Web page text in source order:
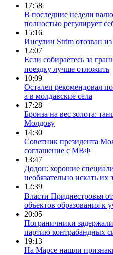
17:58
В последние недели
полностью регулирует
15:16
Инсулин Strim отозван из
12:07
Если собираетесь за
поездку лучше отложить
10:09
Осталеп рекомендовал
а в молдавские села
17:28
Бронза на вес золота:
Молдову
14:30
Советник президента
соглашение с МВФ
13:47
Додон: хорошие
необязательно искать их
12:39
Власти Приднестровья
объектов образования к
20:05
Пограничники
партию контрабандных
19:13
На Марсе нашли